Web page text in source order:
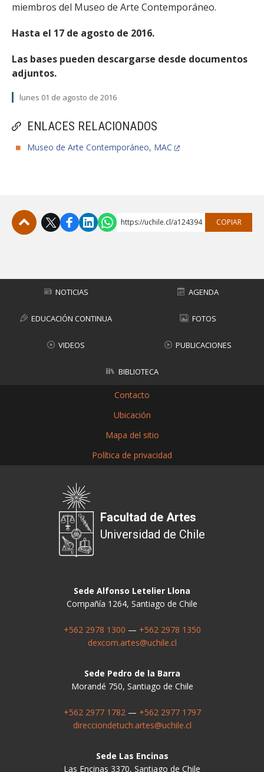
ENLACES RELACIONADOS
Museo de Arte Contemporáneo, MAC
miembros del Museo de Arte Contemporáneo.
Hasta el 17 de agosto de 2016.
Las bases pueden descargarse desde documentos
adjuntos.
lunes 01 de agosto de 2016
https://uchile.cl/a124394 COPIAR
NOTICIAS AGENDA
EDUCACIÓN CONTINUA FOTOS
VIDEOS PUBLICACIONES
BIBLIOTECA
Contacto
Ubicación
Mapa del sitio
Política de privacidad
Facultad de Artes
Universidad de Chile
Sede Alfonso Letelier Llona
Compañía 1264, Santiago de Chile
+562 2978 1300 — +562 2978 1350
dexcom.artes@uchile.cl
Sede Pedro de la Barra
Morandé 750, Santiago de Chile
+562 2977 1782— +562 2977 1797
direcciondetuch.artes@uchile.cl
Sede Las Encinas
Las Encinas 3370, Santiago de Chile